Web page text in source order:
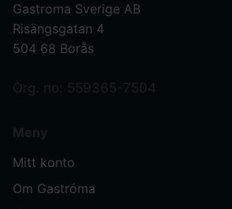
Gastroma Sverige AB
Risängsgatan 4
504 68 Borås
Org. no: 559365-7504
Meny
Mitt konto
Om Gastróma